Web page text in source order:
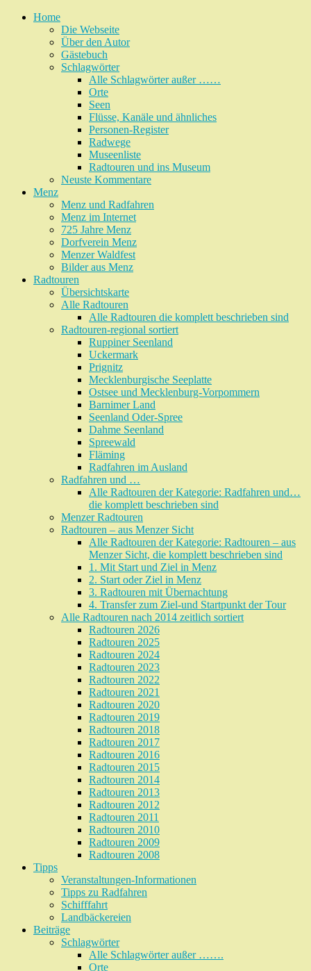
Home
Die Webseite
Über den Autor
Gästebuch
Schlagwörter
Alle Schlagwörter außer ……
Orte
Seen
Flüsse, Kanäle und ähnliches
Personen-Register
Radwege
Museenliste
Radtouren und ins Museum
Neuste Kommentare
Menz
Menz und Radfahren
Menz im Internet
725 Jahre Menz
Dorfverein Menz
Menzer Waldfest
Bilder aus Menz
Radtouren
Übersichtskarte
Alle Radtouren
Alle Radtouren die komplett beschrieben sind
Radtouren-regional sortiert
Ruppiner Seenland
Uckermark
Prignitz
Mecklenburgische Seeplatte
Ostsee und Mecklenburg-Vorpommern
Barnimer Land
Seenland Oder-Spree
Dahme Seenland
Spreewald
Fläming
Radfahren im Ausland
Radfahren und …
Alle Radtouren der Kategorie: Radfahren und…
die komplett beschrieben sind
Menzer Radtouren
Radtouren – aus Menzer Sicht
Alle Radtouren der Kategorie: Radtouren – aus
Menzer Sicht, die komplett beschrieben sind
1. Mit Start und Ziel in Menz
2. Start oder Ziel in Menz
3. Radtouren mit Übernachtung
4. Transfer zum Ziel-und Startpunkt der Tour
Alle Radtouren nach 2014 zeitlich sortiert
Radtouren 2026
Radtouren 2025
Radtouren 2024
Radtouren 2023
Radtouren 2022
Radtouren 2021
Radtouren 2020
Radtouren 2019
Radtouren 2018
Radtouren 2017
Radtouren 2016
Radtouren 2015
Radtouren 2014
Radtouren 2013
Radtouren 2012
Radtouren 2011
Radtouren 2010
Radtouren 2009
Radtouren 2008
Tipps
Veranstaltungen-Informationen
Tipps zu Radfahren
Schifffahrt
Landbäckereien
Beiträge
Schlagwörter
Alle Schlagwörter außer …….
Orte